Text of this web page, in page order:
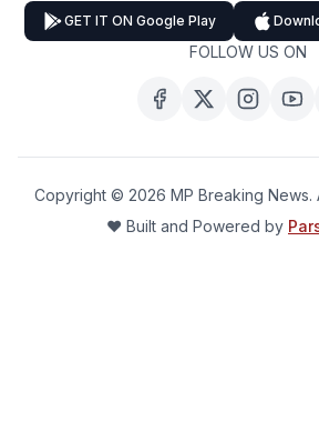
GET IT ON Google Play
FOLLOW US ON
Copyright © 2026 MP Breaking News.
❤️ Built and Powered by